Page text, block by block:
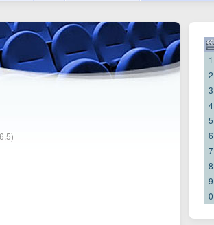
1
2
3
4
5
6
7
8
9
0